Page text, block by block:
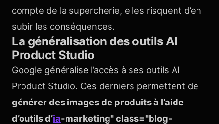
compte de la supercherie, elles risquent d’en
subir les conséquences.
La généralisation des outils AI
Product Studio
Google généralise l’accès à ses outils AI
Product Studio. Ces derniers permettent de
générer des images de produits à l’aide
d’outils d’ia-marketing" class="blog-